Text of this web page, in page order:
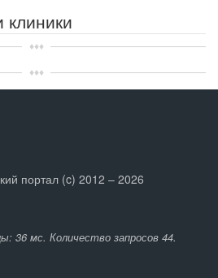
портал (c) 2012 – 2026
36 мс. Количество запросов 44.